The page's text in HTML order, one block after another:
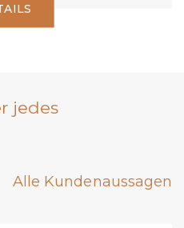
jedes
Alle Kundenaussagen